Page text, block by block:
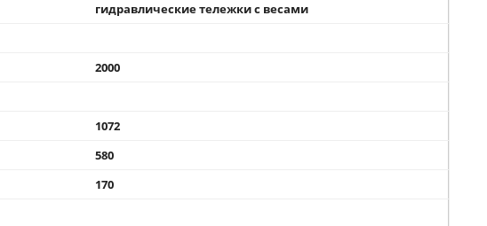
гидравлические тележки с весами
2000
1072
580
170